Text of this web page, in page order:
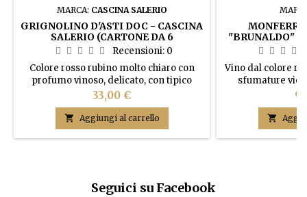
MARCA: CASCINA SALERIO
GRIGNOLINO D'ASTI DOC - CASCINA
SALERIO (CARTONE DA 6
BOTTIGLIE)
Recensioni: 0
Colore rosso rubino molto chiaro con
profumo vinoso, delicato, con tipico
sentore leggermente speziato che può
ricordare il pepe bianco. Gusto secco,
sottile austero molto sapido a volte con
retrogusto gradevolmente amarognolo.
Prezzo
33,00 €
 Aggiungi al carrello
"BRUNALDO" -
DA 6
Vino dal colore
sfumature
ampio e
manifesta poi
con sentori di
ciliegia,
leggera di

Seguici su Facebook